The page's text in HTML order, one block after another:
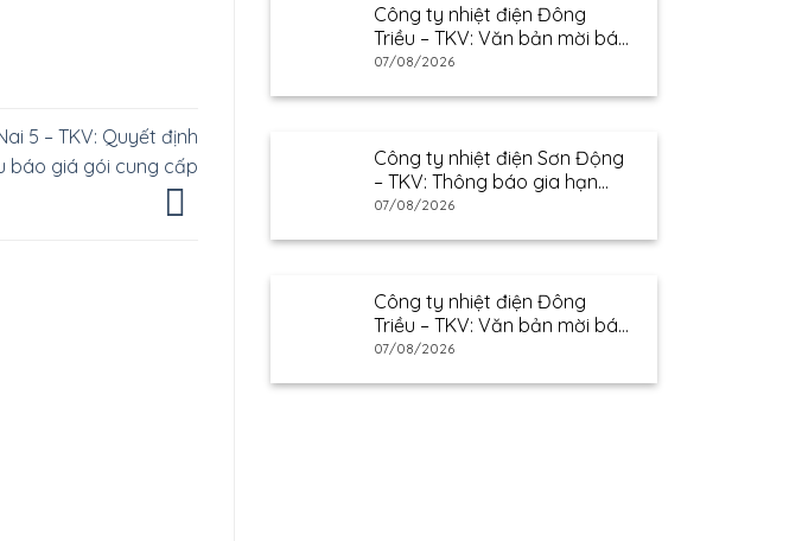
5 – TKV: Quyết định
báo giá gói cung cấp
Công ty nhiệt điện Đông
Triều – TKV: Văn bản mời báo
giá
07/08/2026
Công ty nhiệt điện Sơn Động
– TKV: Thông báo gia hạn
thư mời báo giá
07/08/2026
Công ty nhiệt điện Đông
Triều – TKV: Văn bản mời báo
giá
07/08/2026